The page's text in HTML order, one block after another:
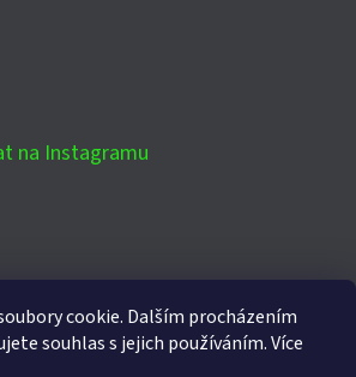
cookie. Dalším procházením
souhlas s jejich používáním. Více
na Instagramu